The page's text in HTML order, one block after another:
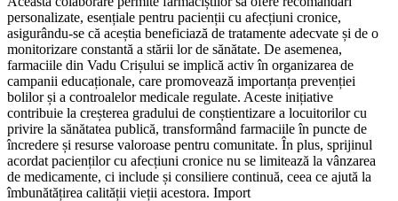
personalizate, esențiale pentru pacienții cu afecțiuni cronice,
asigurându-se că aceștia beneficiază de tratamente adecvate și de o
monitorizare constantă a stării lor de sănătate. De asemenea,
farmaciile din Vadu Crișului se implică activ în organizarea de
campanii educaționale, care promovează importanța prevenției
bolilor și a controalelor medicale regulate. Aceste inițiative
contribuie la creșterea gradului de conștientizare a locuitorilor cu
privire la sănătatea publică, transformând farmaciile în puncte de
încredere și resurse valoroase pentru comunitate. În plus, sprijinul
acordat pacienților cu afecțiuni cronice nu se limitează la vânzarea
de medicamente, ci include și consiliere continuă, ceea ce ajută la
îmbunătățirea calității vieții acestora. Import